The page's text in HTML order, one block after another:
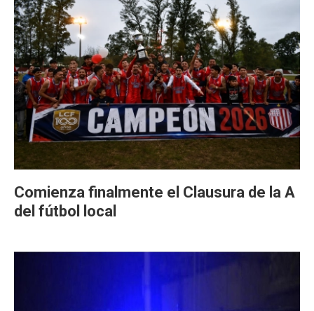
Comienza finalmente el Clausura de la A
del fútbol local